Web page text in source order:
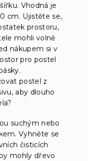
Vhodná je
cm. Ujistěte se,
prostoru,
mohli volně
nákupem si v
pro postel
postel z
aby dlouho
suchým nebo
Vyhněte se
čisticích
mohly dřevo